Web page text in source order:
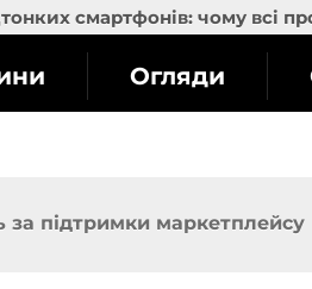
смартфонів: чому всі
Огляди
за підтримки маркетплейсу